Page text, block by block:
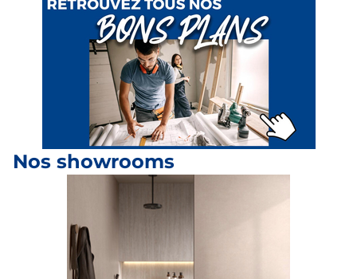
Nos showrooms